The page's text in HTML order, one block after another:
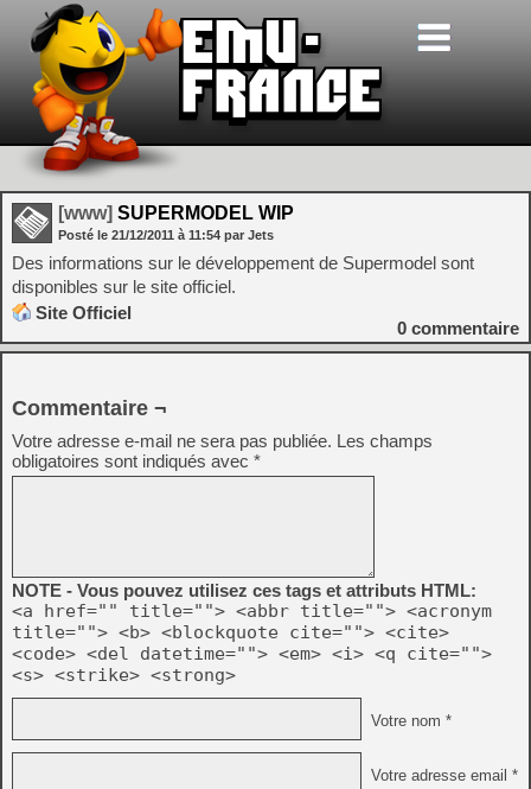
[www] SUPERMODEL WIP
Posté le 21/12/2011 à 11:54 par Jets
Des informations sur le développement de Supermodel sont
disponibles sur le site officiel.
Site Officiel
0 commentaire
Commentaire ¬
Votre adresse e-mail ne sera pas publiée. Les champs
obligatoires sont indiqués avec *
NOTE - Vous pouvez utilisez ces tags et attributs HTML:
<a href="" title=""> <abbr title=""> <acronym
title=""> <b> <blockquote cite=""> <cite>
<code> <del datetime=""> <em> <i> <q cite="">
<s> <strike> <strong>
Votre nom *
Votre adresse email *